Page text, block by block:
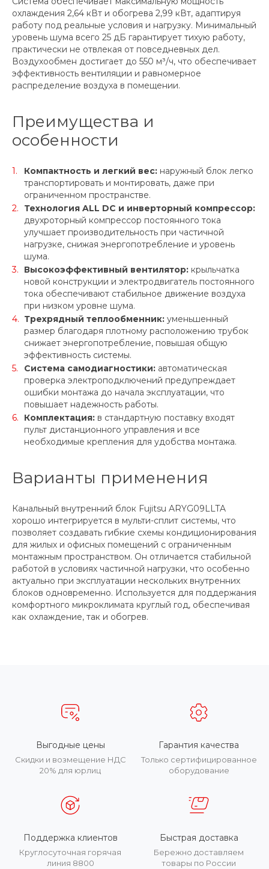
охлаждения 2,64 кВт и обогрева 2,99 кВт, адаптируя
работу под реальные условия и нагрузку. Минимальный
уровень шума всего 25 дБ гарантирует тихую работу,
практически не отвлекая от повседневных дел.
Воздухообмен достигает до 550 м³/ч, что обеспечивает
эффективность вентиляции и равномерное
распределение воздуха в помещении.
Преимущества и
особенности
Компактность и легкий вес: наружный блок легко
транспортировать и монтировать, даже при
ограниченном пространстве.
Технология ALL DC и инверторный компрессор:
двухроторный компрессор постоянного тока
улучшает производительность при частичной
нагрузке, снижая энергопотребление и уровень
шума.
Высокоэффективный вентилятор: крыльчатка
новой конструкции и электродвигатель постоянного
тока обеспечивают стабильное движение воздуха
при низком уровне шума.
Трехрядный теплообменник: уменьшенный
размер благодаря плотному расположению трубок
снижает энергопотребление, повышая общую
эффективность системы.
Система самодиагностики: автоматическая
проверка электроподключений предупреждает
ошибки монтажа до начала эксплуатации, что
повышает надежность работы.
Комплектация: в стандартную поставку входят
пульт дистанционного управления и все
необходимые крепления для удобства монтажа.
Варианты применения
Канальный внутренний блок Fujitsu ARYG09LLTA
хорошо интегрируется в мульти-сплит системы, что
позволяет создавать гибкие схемы кондиционирования
для жилых и офисных помещений с ограниченным
монтажным пространством. Он отличается стабильной
работой в условиях частичной нагрузки, что особенно
актуально при эксплуатации нескольких внутренних
блоков одновременно. Используется для поддержания
комфортного микроклимата круглый год, обеспечивая
как охлаждение, так и обогрев.
Выгодные цены
Скидки и возмещение НДС
20% для юрлиц
Гарантия качества
Только сертифицированное
оборудование
Поддержка клиентов
Круглосуточная горячая
линия 8800
Быстрая доставка
Бережно доставляем
товары по России